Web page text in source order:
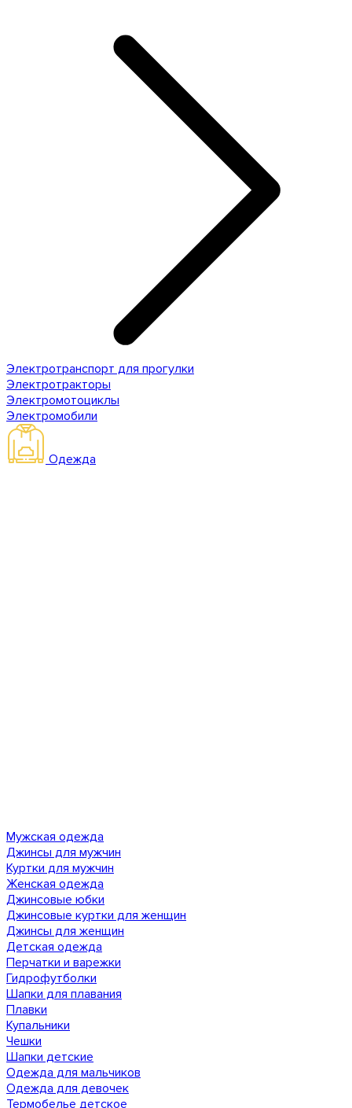
Электротранспорт для прогулки
Электротракторы
Электромотоциклы
Электромобили
Одежда
Мужская одежда
Джинсы для мужчин
Куртки для мужчин
Женская одежда
Джинсовые юбки
Джинсовые куртки для женщин
Джинсы для женщин
Детская одежда
Перчатки и варежки
Гидрофутболки
Шапки для плавания
Плавки
Купальники
Чешки
Шапки детские
Одежда для мальчиков
Одежда для девочек
Термобелье детское